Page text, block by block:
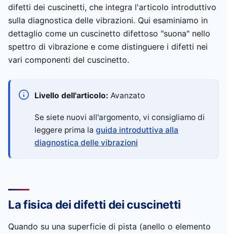
difetti dei cuscinetti, che integra l'articolo introduttivo
sulla diagnostica delle vibrazioni. Qui esaminiamo in
dettaglio come un cuscinetto difettoso "suona" nello
spettro di vibrazione e come distinguere i difetti nei
vari componenti del cuscinetto.
Livello dell'articolo: Avanzato
Se siete nuovi all'argomento, vi consigliamo di
leggere prima la guida introduttiva alla
diagnostica delle vibrazioni
La fisica dei difetti dei cuscinetti
Quando su una superficie di pista (anello o elemento